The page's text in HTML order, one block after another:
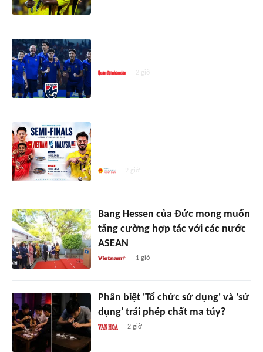
2 giờ
2 giờ
Bang Hessen của Đức mong muốn
tăng cường hợp tác với các nước
ASEAN
1 giờ
Phân biệt 'Tổ chức sử dụng' và 'sử
dụng' trái phép chất ma túy?
2 giờ